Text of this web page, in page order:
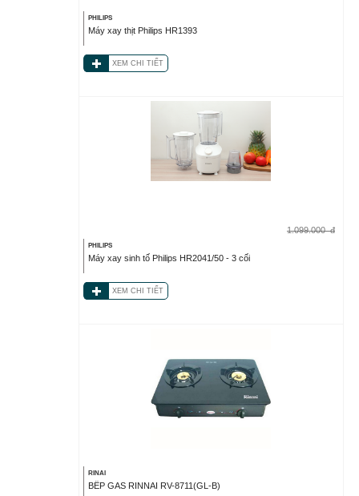
PHILIPS
Máy xay thịt Philips HR1393
XEM CHI TIẾT
1.099.000 đ
PHILIPS
Máy xay sinh tố Philips HR2041/50 - 3 cối
XEM CHI TIẾT
RINAI
BẾP GAS RINNAI RV-8711(GL-B)